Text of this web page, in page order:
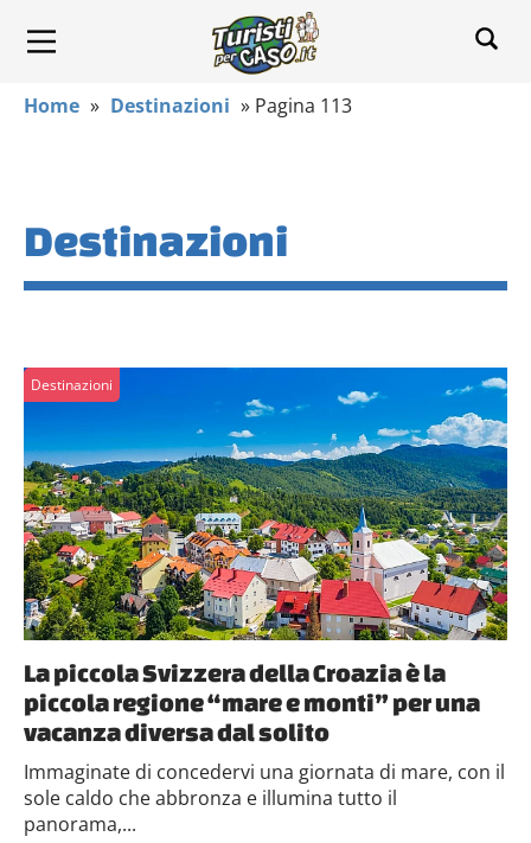
Home » Destinazioni » Pagina 113
Destinazioni
Destinazioni
La piccola Svizzera della Croazia è la
piccola regione “mare e monti” per una
vacanza diversa dal solito
Immaginate di concedervi una giornata di mare, con il
sole caldo che abbronza e illumina tutto il
panorama,...